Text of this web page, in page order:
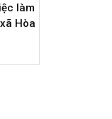
làm
Hòa